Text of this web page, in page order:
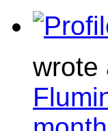
wrote